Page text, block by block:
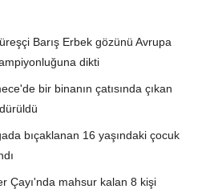
Barış Erbek gözünü Avrupa
dikti
bir binanın çatısında çıkan
bıçaklanan 16 yaşındaki çocuk
Çayı'nda mahsur kalan 8 kişi